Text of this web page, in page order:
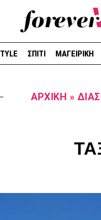
ΣΠΙΤΙ ΜΑΓΕΙΡΙΚΗ
ΑΡΧΙΚΉ »